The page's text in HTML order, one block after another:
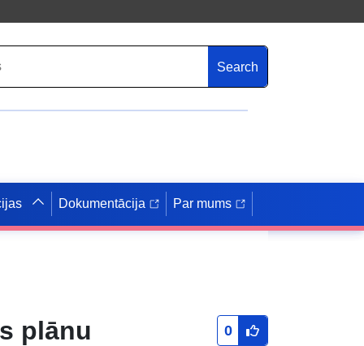
Search
Dokumentācija Par mums
plānu
0